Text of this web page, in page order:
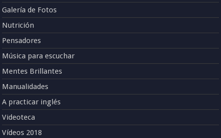
Galería de Fotos
Nutrición
Pensadores
Música para escuchar
Mentes Brillantes
Manualidades
A practicar inglés
Videoteca
Vídeos 2018